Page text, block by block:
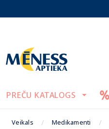
PREČU KATALOGS
Veikals Medikamenti